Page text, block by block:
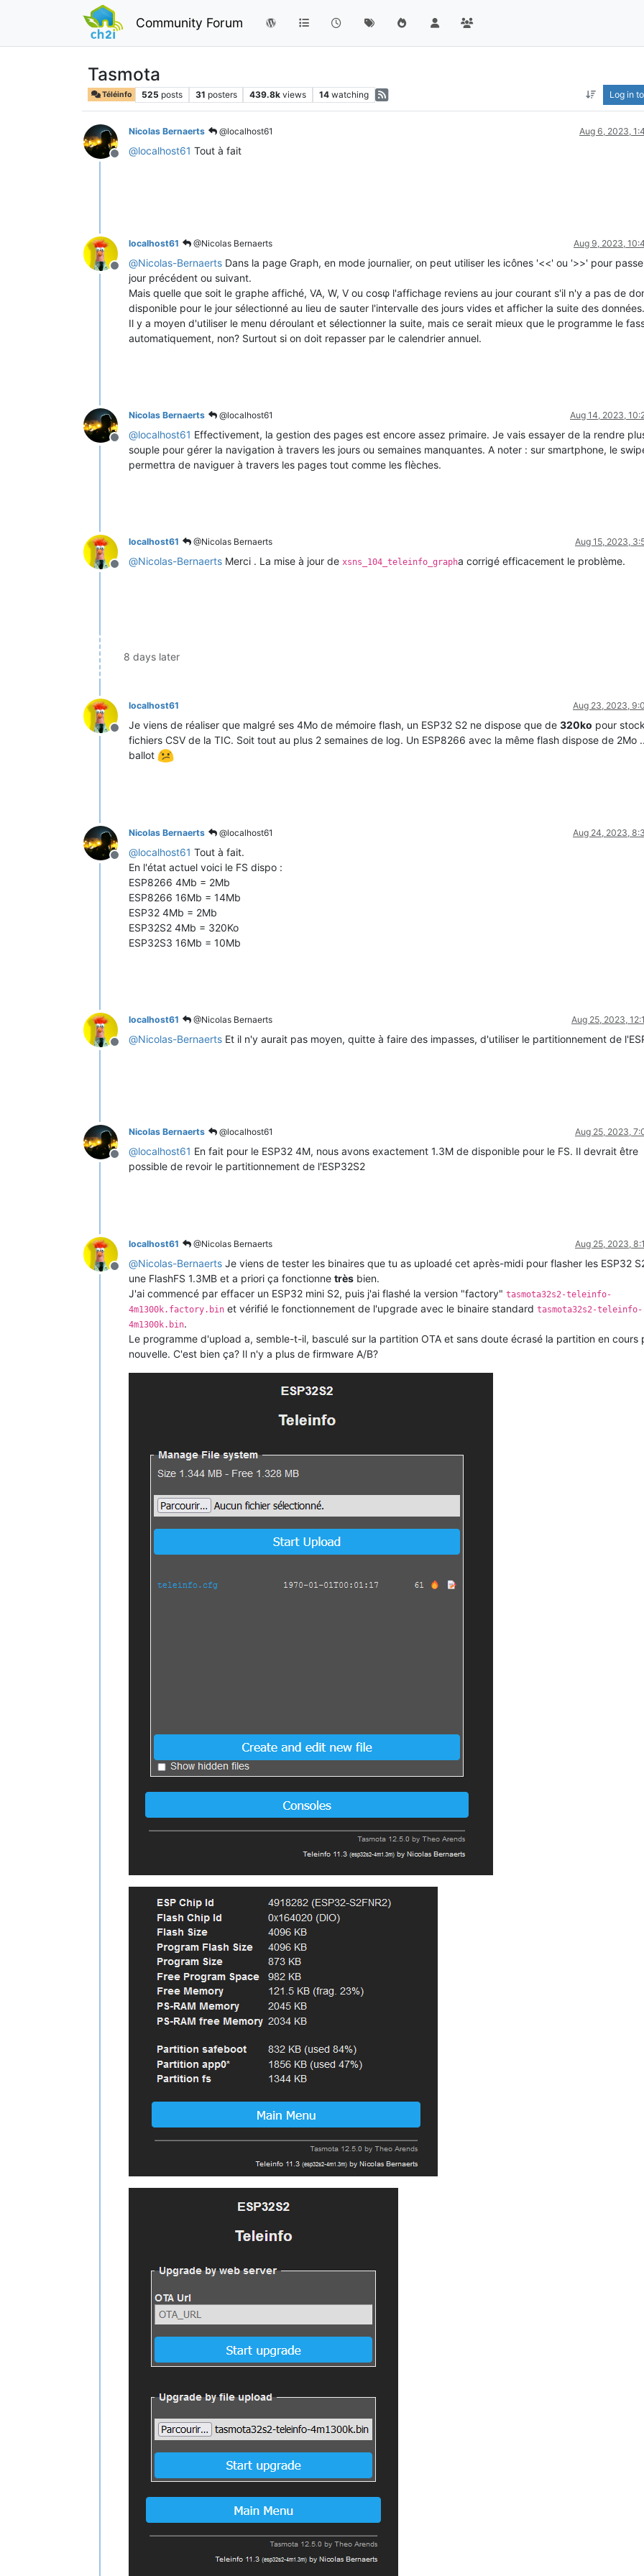
Community Forum
Tasmota
Téléinfo 525 posts 31 posters 439.8k views 14 watching Log in
Offline
Nicolas Bernaerts @localhost61 Aug 6, 2023,
@localhost61 Tout à fait
Offline
localhost61 @Nicolas Bernaerts Aug 9, 2023,
@Nicolas-Bernaerts Dans la page Graph, en mode journalier, on peut utiliser les icônes '<<' ou '>>' pour
jour précédent ou suivant.
Mais quelle que soit le graphe affiché, VA, W, V ou cosφ l'affichage reviens au jour courant s'il n'y a pas de
disponible pour le jour sélectionné au lieu de sauter l'intervalle des jours vides et afficher la suite des données.
Il y a moyen d'utiliser le menu déroulant et sélectionner la suite, mais ce serait mieux que le programme le
automatiquement, non? Surtout si on doit repasser par le calendrier annuel.
Offline
Nicolas Bernaerts @localhost61 Aug 14, 2023,
@localhost61 Effectivement, la gestion des pages est encore assez primaire. Je vais essayer de la rendre
souple pour gérer la navigation à travers les jours ou semaines manquantes. A noter : sur smartphone, le
permettra de naviguer à travers les pages tout comme les flèches.
Offline
localhost61 @Nicolas Bernaerts Aug 15, 2023,
@Nicolas-Bernaerts Merci . La mise à jour de xsns_104_teleinfo_grapha corrigé efficacement le problème.
8 days later
Offline
localhost61 Aug 23, 2023,
Je viens de réaliser que malgré ses 4Mo de mémoire flash, un ESP32 S2 ne dispose que de 320ko pour
fichiers CSV de la TIC. Soit tout au plus 2 semaines de log. Un ESP8266 avec la même flash dispose de 2Mo
ballot
Offline
Nicolas Bernaerts @localhost61 Aug 24, 2023,
@localhost61 Tout à fait.
En l'état actuel voici le FS dispo :
ESP8266 4Mb = 2Mb
ESP8266 16Mb = 14Mb
ESP32 4Mb = 2Mb
ESP32S2 4Mb = 320Ko
ESP32S3 16Mb = 10Mb
Offline
localhost61 @Nicolas Bernaerts Aug 25, 2023,
@Nicolas-Bernaerts Et il n'y aurait pas moyen, quitte à faire des impasses, d'utiliser le partitionnement de
Offline
Nicolas Bernaerts @localhost61 Aug 25, 2023,
@localhost61 En fait pour le ESP32 4M, nous avons exactement 1.3M de disponible pour le FS. Il devrait être
possible de revoir le partitionnement de l'ESP32S2
Offline
localhost61 @Nicolas Bernaerts Aug 25, 2023,
@Nicolas-Bernaerts Je viens de tester les binaires que tu as uploadé cet après-midi pour flasher les ESP32
une FlashFS 1.3MB et a priori ça fonctionne très bien.
J'ai commencé par effacer un ESP32 mini S2, puis j'ai flashé la version "factory" tasmota32s2-teleinfo-
4m1300k.factory.bin et vérifié le fonctionnement de l'upgrade avec le binaire standard tasmota32s2-teleinfo-
4m1300k.bin.
Le programme d'upload a, semble-t-il, basculé sur la partition OTA et sans doute écrasé la partition en cours
nouvelle. C'est bien ça? Il n'y a plus de firmware A/B?